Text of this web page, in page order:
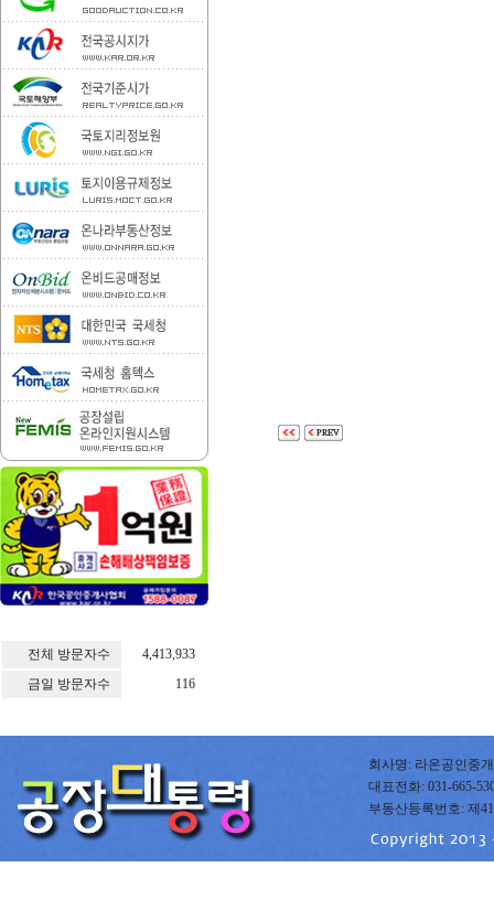
전체 방문자수
4,413,933
금일 방문자수
116
회사명: 라온공인중
대표전화: 031-665-
부동산등록번호: 제